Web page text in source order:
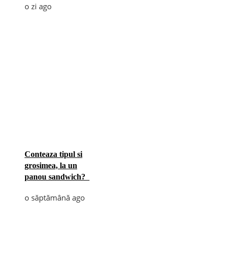
o zi ago
Conteaza tipul si
grosimea, la un
panou sandwich?
o săptămână ago